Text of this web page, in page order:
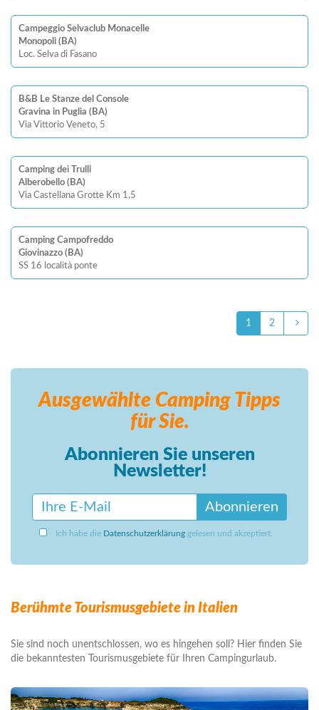
Campeggio Selvaclub Monacelle
Monopoli (BA)
Loc. Selva di Fasano
B&B Le Stanze del Console
Gravina in Puglia (BA)
Via Vittorio Veneto, 5
Camping dei Trulli
Alberobello (BA)
Via Castellana Grotte Km 1,5
Camping Campofreddo
Giovinazzo (BA)
SS 16 località ponte
1 2
Ausgewählte Camping Tipps
für Sie.
Abonnieren Sie unseren
Newsletter!
Abonnieren
Ich habe die Datenschutzerklärung gelesen und akzeptiert.
Berühmte Tourismusgebiete in Italien
Sie sind noch unentschlossen, wo es hingehen soll? Hier finden Sie
die bekanntesten Tourismusgebiete für Ihren Campingurlaub.